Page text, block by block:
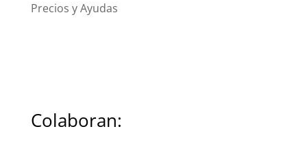
Precios y Ayudas
Colaboran: